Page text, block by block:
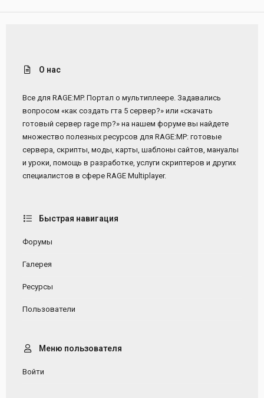
О нас
Все для RAGE:MP. Портал о мультиплеере. Задавались
вопросом «как создать гта 5 сервер?» или «скачать
готовый сервер rage mp?» на нашем форуме вы найдете
множество полезных ресурсов для RAGE:MP: готовые
сервера, скрипты, моды, карты, шаблоны сайтов, мануалы
и уроки, помощь в разработке, услуги скриптеров и других
специалистов в сфере RAGE Multiplayer.
Быстрая навигация
Форумы
Галерея
Ресурсы
Пользователи
Меню пользователя
Войти